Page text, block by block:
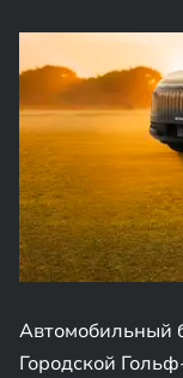
Автомобильный
Городской